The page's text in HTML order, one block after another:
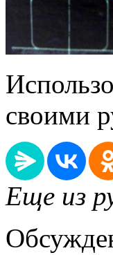
своими
Еще из